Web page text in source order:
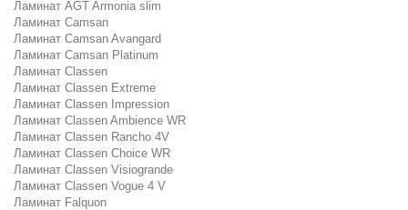
Ламинат AGT Armonia slim
Ламинат Camsan
Ламинат Camsan Avangard
Ламинат Camsan Platinum
Ламинат Classen
Ламинат Classen Extreme
Ламинат Classen Impression
Ламинат Classen Ambience WR
Ламинат Classen Rancho 4V
Ламинат Classen Choice WR
Ламинат Classen Visiogrande
Ламинат Classen Vogue 4 V
Ламинат Falquon